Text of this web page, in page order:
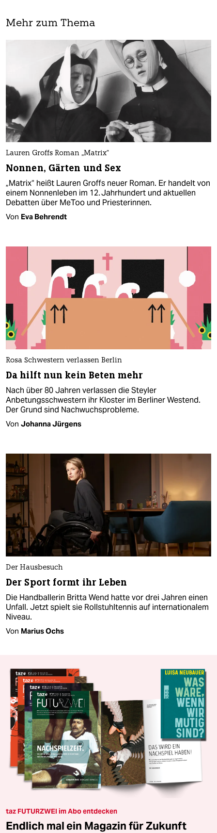
Mehr zum Thema
Lauren Groffs Roman „Matrix“
Nonnen, Gärten und Sex
„Matrix“ heißt Lauren Groffs neuer Roman. Er handelt von
einem Nonnenleben im 12. Jahrhundert und aktuellen
Debatten über MeToo und Priesterinnen.
Von Eva Behrendt
Rosa Schwestern verlassen Berlin
Da hilft nun kein Beten mehr
Nach über 80 Jahren verlassen die Steyler
Anbetungsschwestern ihr Kloster im Berliner Westend.
Der Grund sind Nachwuchsprobleme.
Von Johanna Jürgens
Der Hausbesuch
Der Sport formt ihr Leben
Die Handballerin Britta Wend hatte vor drei Jahren einen
Unfall. Jetzt spielt sie Rollstuhltennis auf internationalem
Niveau.
Von Marius Ochs
taz FUTURZWEI im Abo entdecken
Endlich mal ein Magazin für Zukunft